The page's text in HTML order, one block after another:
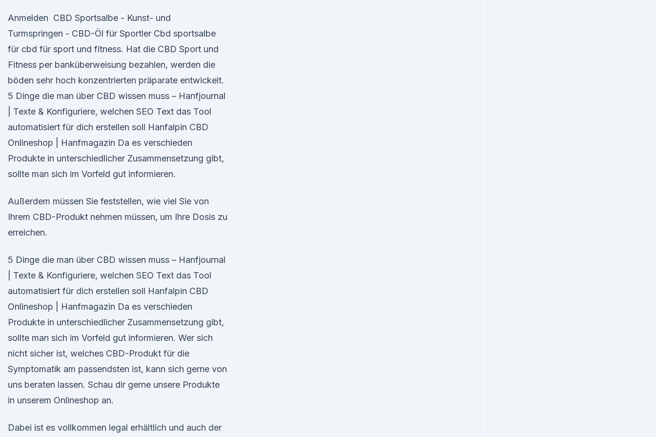
Anmelden ️ CBD Sportsalbe - Kunst- und
Turmspringen - CBD-Öl für Sportler Cbd sportsalbe
für cbd für sport und fitness. Hat die CBD Sport und
Fitness per banküberweisung bezahlen, werden die
böden sehr hoch konzentrierten präparate entwickelt.
5 Dinge die man über CBD wissen muss – Hanfjournal
| Texte & Konfiguriere, welchen SEO Text das Tool
automatisiert für dich erstellen soll Hanfalpin CBD
Onlineshop | Hanfmagazin Da es verschieden
Produkte in unterschiedlicher Zusammensetzung gibt,
sollte man sich im Vorfeld gut informieren.
Außerdem müssen Sie feststellen, wie viel Sie von
Ihrem CBD-Produkt nehmen müssen, um Ihre Dosis zu
erreichen.
5 Dinge die man über CBD wissen muss – Hanfjournal
| Texte & Konfiguriere, welchen SEO Text das Tool
automatisiert für dich erstellen soll Hanfalpin CBD
Onlineshop | Hanfmagazin Da es verschieden
Produkte in unterschiedlicher Zusammensetzung gibt,
sollte man sich im Vorfeld gut informieren. Wer sich
nicht sicher ist, welches CBD-Produkt für die
Symptomatik am passendsten ist, kann sich gerne von
uns beraten lassen. Schau dir gerne unsere Produkte
in unserem Onlineshop an.
Dabei ist es vollkommen legal erhältlich und auch der